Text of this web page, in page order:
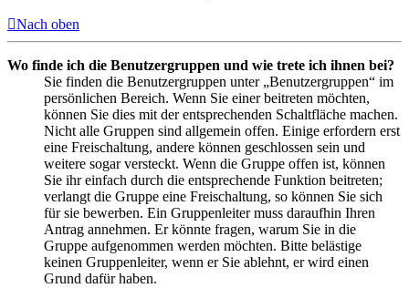
Nach oben
Wo finde ich die Benutzergruppen und wie trete ich ihnen bei?
Sie finden die Benutzergruppen unter „Benutzergruppen“ im
persönlichen Bereich. Wenn Sie einer beitreten möchten,
können Sie dies mit der entsprechenden Schaltfläche machen.
Nicht alle Gruppen sind allgemein offen. Einige erfordern erst
eine Freischaltung, andere können geschlossen sein und
weitere sogar versteckt. Wenn die Gruppe offen ist, können
Sie ihr einfach durch die entsprechende Funktion beitreten;
verlangt die Gruppe eine Freischaltung, so können Sie sich
für sie bewerben. Ein Gruppenleiter muss daraufhin Ihren
Antrag annehmen. Er könnte fragen, warum Sie in die
Gruppe aufgenommen werden möchten. Bitte belästige
keinen Gruppenleiter, wenn er Sie ablehnt, er wird einen
Grund dafür haben.